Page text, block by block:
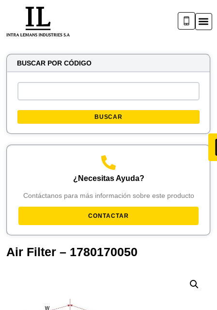
BUSCAR POR CÓDIGO
BUSCAR
¿Necesitas Ayuda?
Contáctanos para más información sobre este producto
CONTACTAR
Air Filter – 1780170050